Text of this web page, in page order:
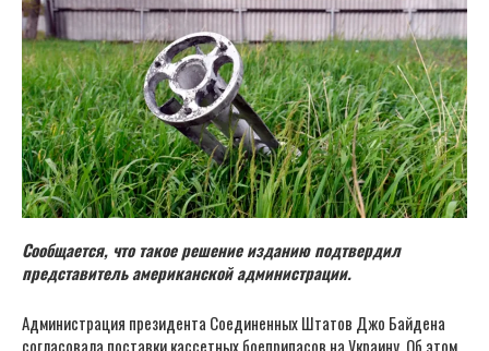
Сообщается, что такое решение изданию подтвердил
представитель американской администрации.
Администрация президента Соединенных Штатов Джо Байдена
согласовала поставки кассетных боеприпасов на Украину. Об этом